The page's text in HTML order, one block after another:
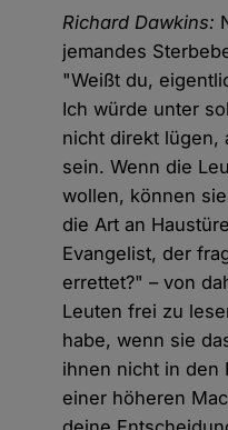
Richard Dawkins:
jemandes
"Weißt du,
Ich würde unter
nicht direkt lügen,
sein. Wenn die
wollen, können
die Art an
Evangelist, der
errettet?" – von
Leuten frei zu
habe, wenn sie
ihnen nicht in den
einer höheren